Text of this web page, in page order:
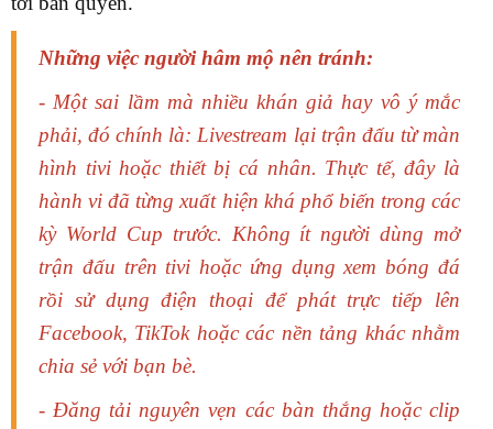
Những việc người hâm mộ nên tránh:
- Một sai lầm mà nhiều khán giả hay vô ý mắc
phải, đó chính là: Livestream lại trận đấu từ màn
hình tivi hoặc thiết bị cá nhân. Thực tế, đây là
hành vi đã từng xuất hiện khá phổ biến trong các
kỳ World Cup trước. Không ít người dùng mở
trận đấu trên tivi hoặc ứng dụng xem bóng đá
rồi sử dụng điện thoại để phát trực tiếp lên
Facebook, TikTok hoặc các nền tảng khác nhằm
chia sẻ với bạn bè.
- Đăng tải nguyên vẹn các bàn thắng hoặc clip